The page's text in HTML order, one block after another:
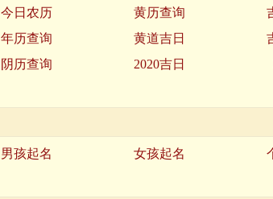
今日农历 黄历查询
年历查询 黄道吉日
阴历查询 2020吉日
男孩起名 女孩起名